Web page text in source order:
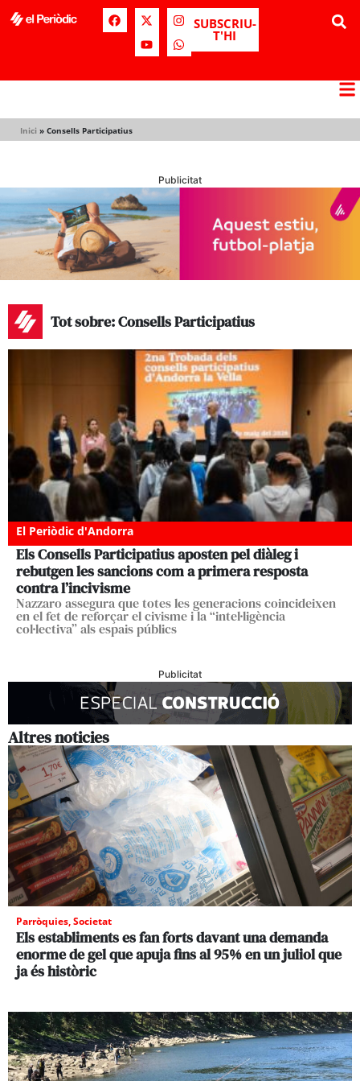
SUBSCRIU-
T'HI
Inici » Consells Participatius
Publicitat
Tot sobre: Consells Participatius
El Periòdic d'Andorra
Els Consells Participatius aposten pel diàleg i
rebutgen les sancions com a primera resposta
contra l’incivisme
Nazzaro assegura que totes les generacions coincideixen
en el fet de reforçar el civisme i la “intel·ligència
col·lectiva” als espais públics
Publicitat
Altres noticies
Parròquies,Societat
Els establiments es fan forts davant una demanda
enorme de gel que apuja fins al 95% en un juliol que
ja és històric